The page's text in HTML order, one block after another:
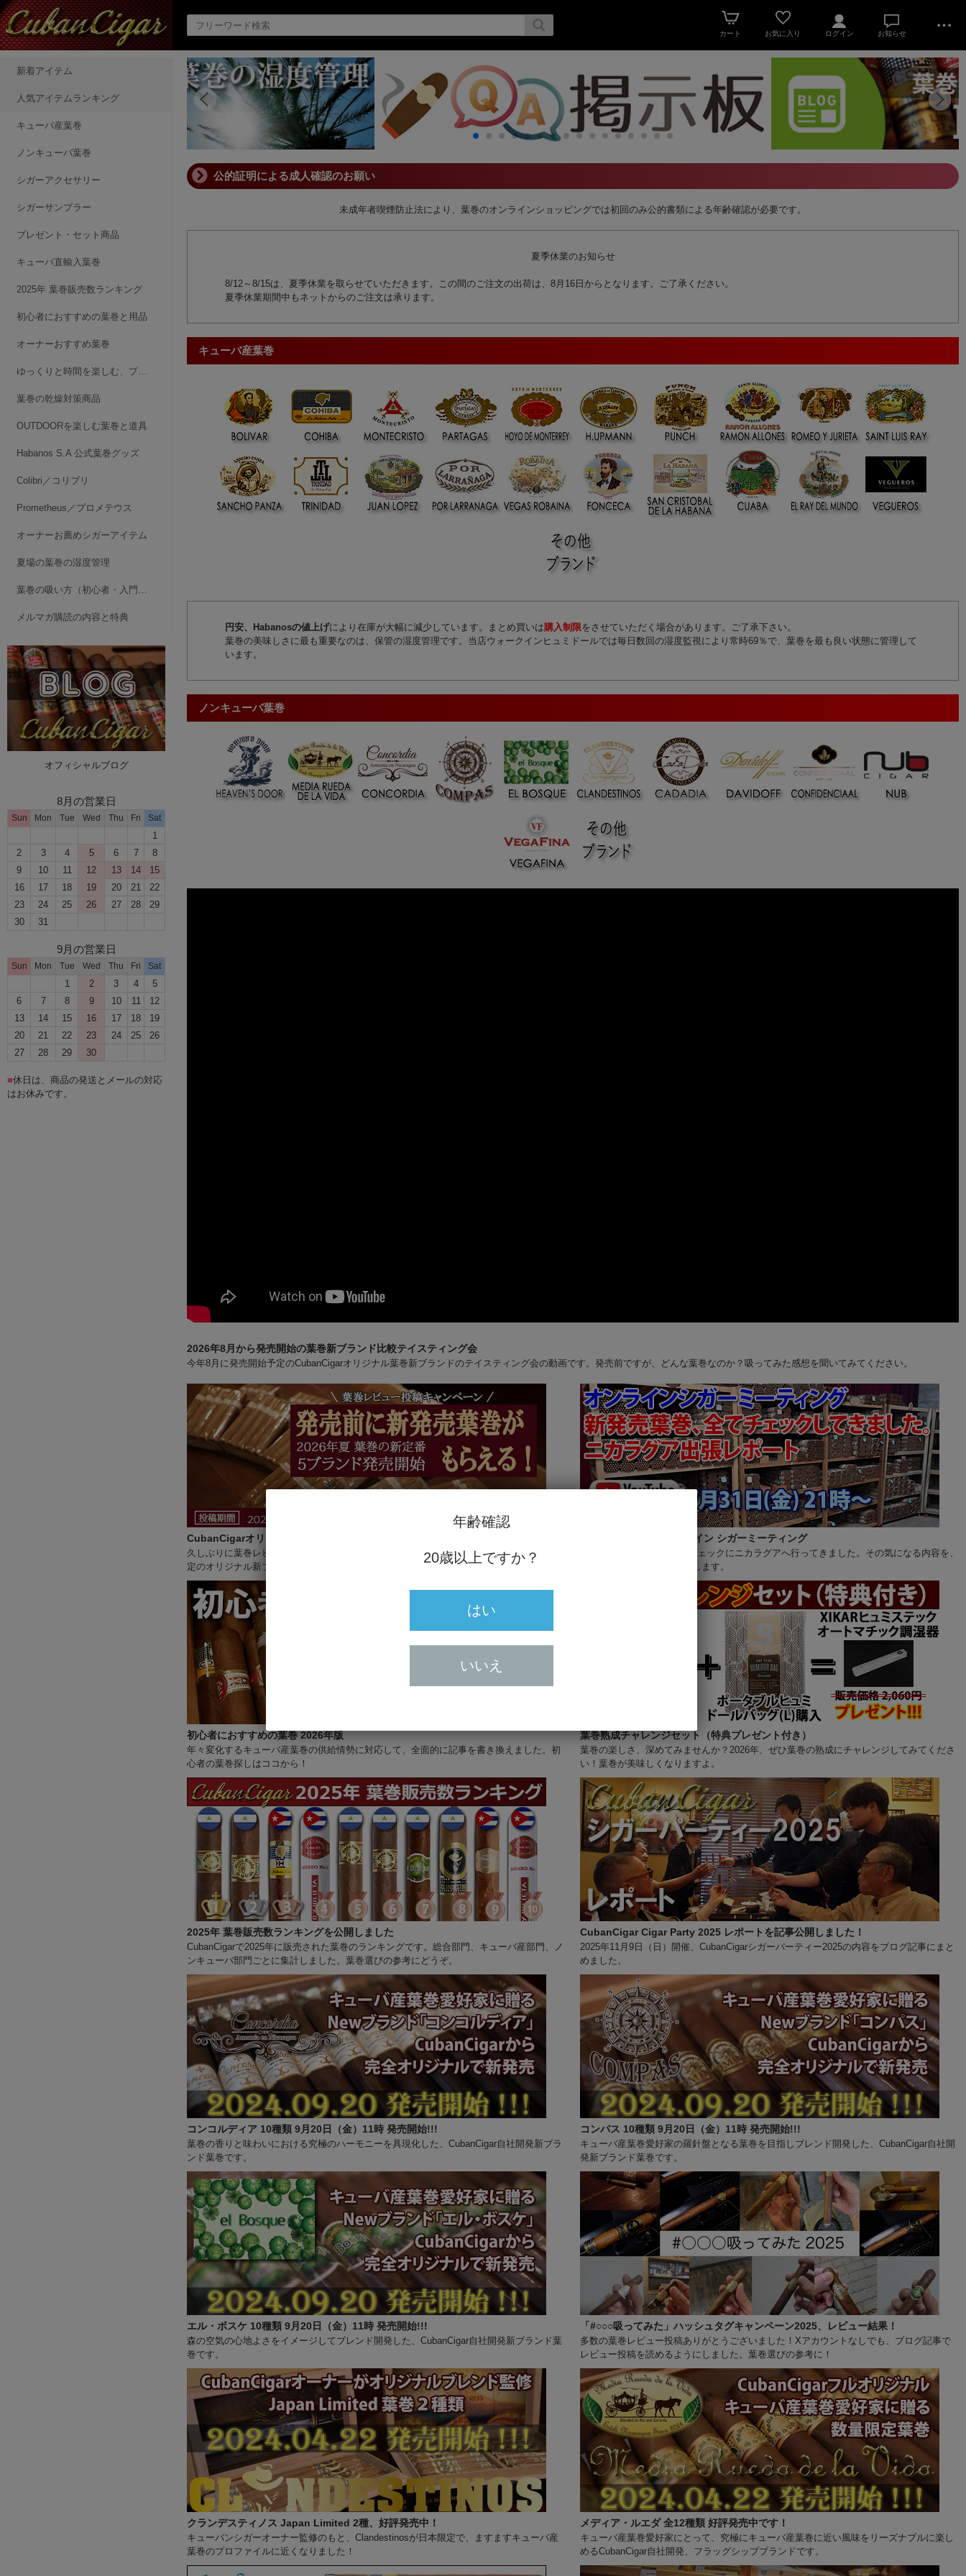
カート お気に入り ログイン お知らせ
新着アイテム
人気アイテムランキング
キューバ産葉巻
ノンキューバ葉巻
シガーアクセサリー
シガーサンプラー
プレゼント・セット商品
キューバ直輸入葉巻
2025年 葉巻販売数ランキング
初心者におすすめの葉巻と用品
オーナーおすすめ葉巻
ゆっくりと時間を楽しむ、プレミアム中のプレミアムシガー
葉巻の乾燥対策商品
OUTDOORを楽しむ葉巻と道具
Habanos S.A 公式葉巻グッズ
Colibri／コリブリ
Prometheus／プロメテウス
オーナーお薦めシガーアイテム
夏場の葉巻の湿度管理
葉巻の吸い方（初心者・入門編）
メルマガ購読の内容と特典
オフィシャルブログ
8月の営業日
Sun Mon Tue Wed Thu Fri Sat
1
2
3 4 5 6 7
8
9
10 11 12 13 14
15
16
17 18 19 20 21
22
23
24 25 26 27 28
29
30
31
9月の営業日
Sun Mon Tue Wed Thu Fri Sat
1 2 3 4
5
6
7 8 9 10 11
12
13
14 15 16 17 18
19
20
21 22 23 24 25
26
27
28 29 30
■休日は、商品の発送とメールの対応
はお休みです。
公的証明による成人確認のお願い
未成年者喫煙防止法により、葉巻のオンラインショッピングでは初回のみ公的書類による年齢確認が必要です。
夏季休業のお知らせ
8/12～8/15は、夏季休業を取らせていただきます。この間のご注文の出荷は、8月16日からとなります。ご了承ください。
夏季休業期間中もネットからのご注文は承ります。
キューバ産葉巻
円安、Habanosの値上げにより在庫が大幅に減少しています。まとめ買いは購入制限をさせていただく場合があります。ご了承下さい。
葉巻の美味しさに最も重要なのは、保管の湿度管理です。当店ウォークインヒュミドールでは毎日数回の湿度監視により常時69％で、葉巻を最も良い状態に管理して
います。
ノンキューバ葉巻
2026年8月から発売開始の葉巻新ブランド比較テイスティング会
今年8月に発売開始予定のCubanCigarオリジナル葉巻新ブランドのテイスティング会の動画です。発売前ですが、どんな葉巻なのか？吸ってみた感想を聞いてみてください。
CubanCigarオリジナル葉巻レビュー投稿キャンペーン2026
久しぶりに葉巻レビューキャンペーン開催です。今回のレビュー投稿特典は、今夏発売予
定のオリジナル新ブランド葉巻5種類から、発売前のサンプル進呈です。
YouTubeライブ オンライン シガーミーティング
8月新発売葉巻の製品最終チェックにニカラグアへ行ってきました。その気になる内容を、
葉巻愛好家の皆様にご報告します。
初心者におすすめの葉巻 2026年版
年々変化するキューバ産葉巻の供給情勢に対応して、全面的に記事を書き換えました。初
心者の葉巻探しはココから！
葉巻熟成チャレンジセット（特典プレゼント付き）
葉巻の楽しさ、深めてみませんか？2026年、ぜひ葉巻の熟成にチャレンジしてみてくださ
い！葉巻が美味しくなりますよ。
2025年 葉巻販売数ランキングを公開しました
CubanCigarで2025年に販売された葉巻のランキングです。総合部門、キューバ産部門、ノ
ンキューバ部門ごとに集計しました。葉巻選びの参考にどうぞ。
CubanCigar Cigar Party 2025 レポートを記事公開しました！
2025年11月9日（日）開催、CubanCigarシガーパーティー2025の内容をブログ記事にまと
めました。
コンコルディア 10種類 9月20日（金）11時 発売開始!!!
葉巻の香りと味わいにおける究極のハーモニーを具現化した、CubanCigar自社開発新ブラ
ンド葉巻です。
コンパス 10種類 9月20日（金）11時 発売開始!!!
キューバ産葉巻愛好家の羅針盤となる葉巻を目指しブレンド開発した、CubanCigar自社開
発新ブランド葉巻です。
エル・ボスケ 10種類 9月20日（金）11時 発売開始!!!
森の空気の心地よさをイメージしてブレンド開発した、CubanCigar自社開発新ブランド葉
巻です。
「#○○○吸ってみた」ハッシュタグキャンペーン2025、レビュー結果！
多数の葉巻レビュー投稿ありがとうございました！Xアカウントなしでも、ブログ記事で
レビュー投稿を読めるようにしました。葉巻選びの参考に！
クランデスティノス Japan Limited 2種、好評発売中！
キューバンシガーオーナー監修のもと、Clandestinosが日本限定で、ますますキューバ産
葉巻のプロファイルに近くなりました！
メディア・ルエダ 全12種類 好評発売中です！
キューバ産葉巻愛好家にとって、究極にキューバ産葉巻に近い風味をリーズナブルに楽し
めるCubanCigar自社開発、フラッグシップブランドです。
年齢確認
20歳以上ですか？
はい
いいえ